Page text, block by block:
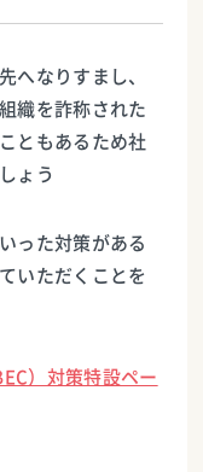
へなりすまし、
織を詐称された
ともあるため社
ょう
った対策がある
いただくことを
）対策特設ペー